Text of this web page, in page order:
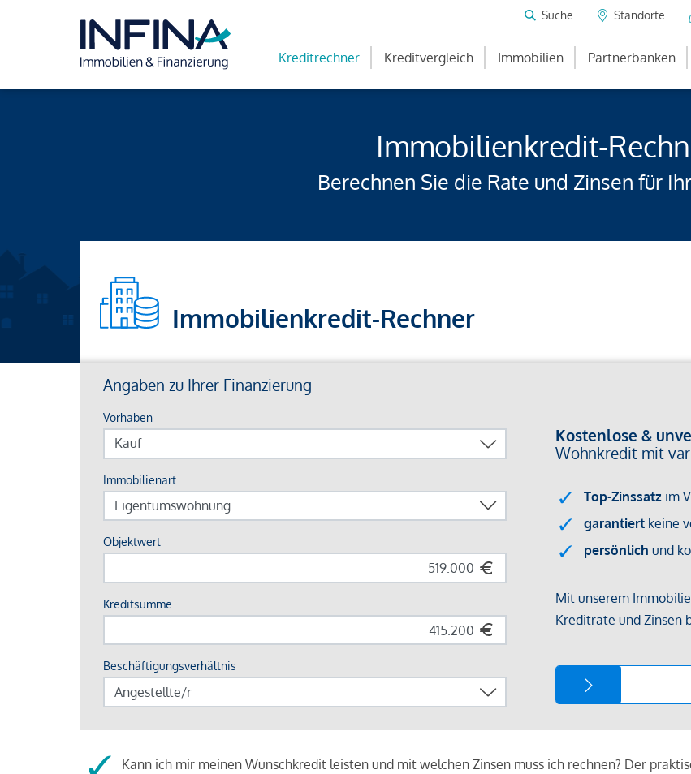
Suche Standorte
Kreditrechner Kreditvergleich Immobilien Partnerbanken
Immobilienkredit-
Berechnen Sie die Rate und Zinsen für
Immobilienkredit-Rechner
Kann ich mir meinen Wunschkredit leisten und mit welchen Zinsen muss ich rechnen? Der